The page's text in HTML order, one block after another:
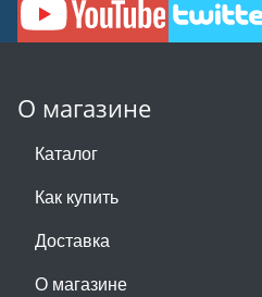
О магазине
Каталог
Как купить
Доставка
О магазине